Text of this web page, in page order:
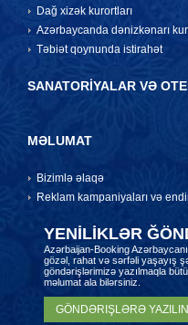
Dağ xizək kurortları
Azərbaycanda dənizkənarı
Təbiət qoynunda istirahət
SANATORİYALAR VƏ
MƏLUMAT
Bizimlə əlaqə
Reklam kampaniyaları və
YENİLİKLƏR
Azərbaijan-Booking
gözəl, rahat və sərfəli yaşayış
göndərişlərimizə yazılmaqla
məlumat ala bilərsiniz.
GÖNDƏRIŞLƏRƏ